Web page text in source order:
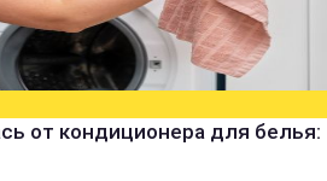
от кондиционера для белья: